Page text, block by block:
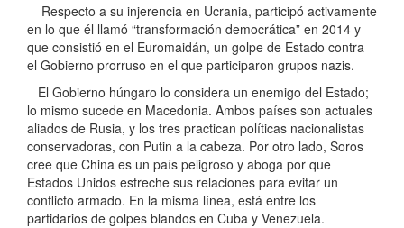
Respecto a su injerencia en Ucrania, participó activamente
en lo que él llamó “transformación democrática” en 2014 y
que consistió en el Euromaidán, un golpe de Estado contra
el Gobierno prorruso en el que participaron grupos nazis.
El Gobierno húngaro lo considera un enemigo del Estado;
lo mismo sucede en Macedonia. Ambos países son actuales
aliados de Rusia, y los tres practican políticas nacionalistas
conservadoras, con Putin a la cabeza. Por otro lado, Soros
cree que China es un país peligroso y aboga por que
Estados Unidos estreche sus relaciones para evitar un
conflicto armado. En la misma línea, está entre los
partidarios de golpes blandos en Cuba y Venezuela.